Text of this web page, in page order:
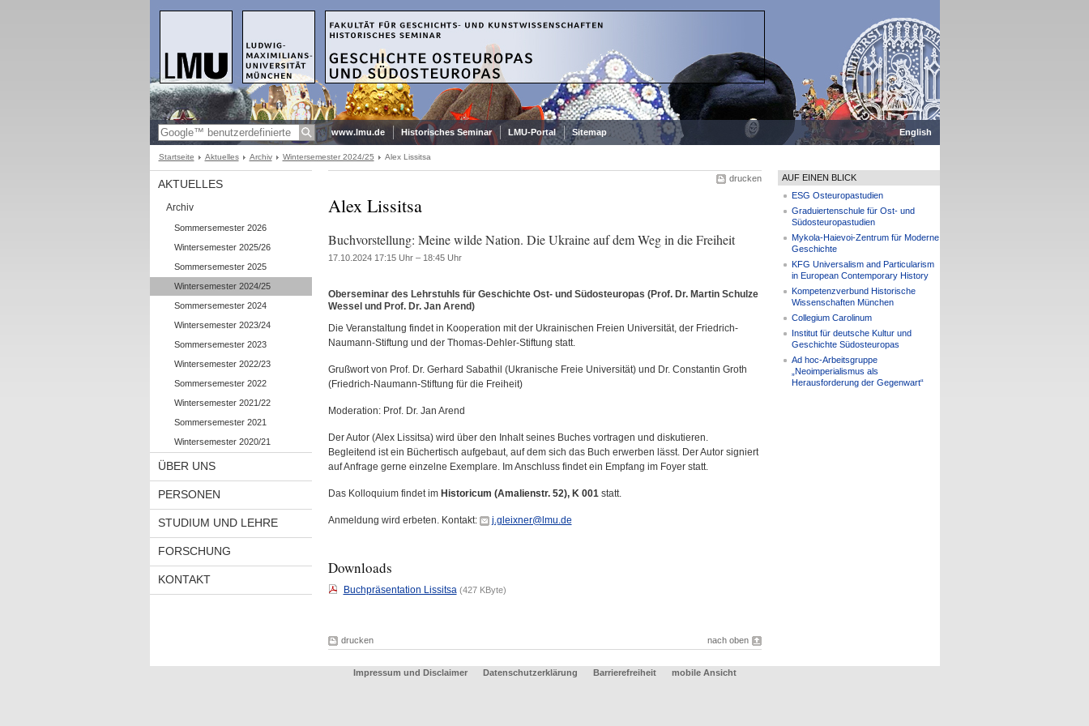
www.lmu.de Historisches Seminar LMU-Portal Sitemap English
Startseite Aktuelles Archiv Wintersemester 2024/25 Alex Lissitsa
AKTUELLES
Archiv
Sommersemester 2026
Wintersemester 2025/26
Sommersemester 2025
Wintersemester 2024/25
Sommersemester 2024
Wintersemester 2023/24
Sommersemester 2023
Wintersemester 2022/23
Sommersemester 2022
Wintersemester 2021/22
Sommersemester 2021
Wintersemester 2020/21
ÜBER UNS
PERSONEN
STUDIUM UND LEHRE
FORSCHUNG
KONTAKT
drucken
Alex Lissitsa
Buchvorstellung: Meine wilde Nation. Die Ukraine auf dem Weg in die Freiheit
17.10.2024 17:15 Uhr – 18:45 Uhr
Oberseminar des Lehrstuhls für Geschichte Ost- und Südosteuropas (Prof. Dr. Martin Schulze
Wessel und Prof. Dr. Jan Arend)
Die Veranstaltung findet in Kooperation mit der Ukrainischen Freien Universität, der Friedrich-
Naumann-Stiftung und der Thomas-Dehler-Stiftung statt.
Grußwort von Prof. Dr. Gerhard Sabathil (Ukranische Freie Universität) und Dr. Constantin Groth
(Friedrich-Naumann-Stiftung für die Freiheit)
Moderation: Prof. Dr. Jan Arend
Der Autor (Alex Lissitsa) wird über den Inhalt seines Buches vortragen und diskutieren.
Begleitend ist ein Büchertisch aufgebaut, auf dem sich das Buch erwerben lässt. Der Autor signiert
auf Anfrage gerne einzelne Exemplare. Im Anschluss findet ein Empfang im Foyer statt.
Das Kolloquium findet im Historicum (Amalienstr. 52), K 001statt.
Anmeldung wird erbeten. Kontakt: j.gleixner@lmu.de
Downloads
Buchpräsentation Lissitsa (427 KByte)
drucken nach oben
AUF EINEN BLICK
ESG Osteuropastudien
Graduiertenschule für Ost- und
Südosteuropastudien
Mykola-Haievoi-Zentrum für Moderne
Geschichte
KFG Universalism and Particularism
in European Contemporary History
Kompetenzverbund Historische
Wissenschaften München
Collegium Carolinum
Institut für deutsche Kultur und
Geschichte Südosteuropas
Ad hoc-Arbeitsgruppe
„Neoimperialismus als
Herausforderung der Gegenwart“
Impressum und Disclaimer Datenschutzerklärung Barrierefreiheit mobile Ansicht